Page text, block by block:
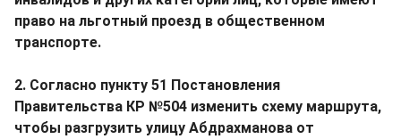
право на льготный проезд в общественном
транспорте.
2. Согласно пункту 51 Постановления
Правительства КР №504 изменить схему маршрута,
чтобы разгрузить улицу Абдрахманова от